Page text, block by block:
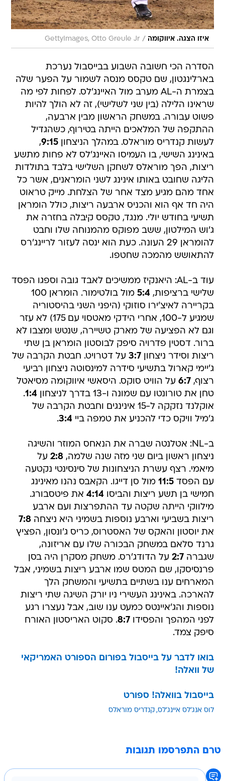
איזו הצגה. איווקומה /
GettyImages, Otto Greule Jr
הסדרה הכי חשובה השבוע בבייסבול נערכת
בארלינגטון, שם טקסס מנסה לשמור על הפער שלה
בצמרת ה-AL מערב מול האיינג'לס. לפחות לפי מה
שראינו הלילה (בין שני לשלישי), זה לא הולך להיות
פשוט עבורה. במשחק הראשון מבין ארבעה,
ההתקפה של המלאכים הייתה בטירוף, כשהגדיל
לעשות קנדריס מוראלס. במהלך הניצחון9:15
,
באינינג השישי, בו העמיסו האיינג'לס לא פחות מתשע
ריצות, הפך מוראלס לשחקן השלישי בלבד בתולדות
הליגה שחובט באותו אינינג לשני הומראנים, אשר כל
אחד מהם מגיע מצד אחר של הצלחת. מייק טראוט
היה חד אף הוא והכניס ארבעה ריצות, כולל הומראן
תשיעי בחודש יולי. מנגד, טקסס קיבלה בחזרה את
ג'וש המילטון, ששב מפוקס מהמנוחה שלו וחבט
להומראן 29 העונה. כעת הוא ינסה לעזור לריינג'רס
להתאושש מהמכה שחטפו.
עוד ב-AL: היאנקיז ממשיכים לאבד גובה וספגו הפסד
שלישי ברציפות, 5:4
מול בולטימור. הומראן 100
בקריירה לאיצ'ירו סוזוקי (היפני השני בהיסטוריה
שמגיע ל-100, אחרי הידקי מאטסוי עם 175) לא עזר
וגם לא הפציעה של מארק טשיירה, שנטש ומצבו לא
ברור. דסטין פדרויה סיפק לבוסטון הומראן בן שתי
ריצות וסידר ניצחון3:7 על דטרויט. חבטת הקרבה של
ג'יימי קארול בתשיעי סידרה למינסוטה ניצחון רביעי
רצוף,6:7 על הוויט סוקס. היסאשי איווקומה מסיאטל
טחן את טורונטו עם שמונה ו-13 בדרך לניצחון
1:4
.
אוקלנד נזקקה ל-15 אינינגים וחבטת הקרבה של
ג'מיל וויקס כדי להכניע את טמפה ביי 3:4
.
ב-NL: אטלנטה שברה את הנאחס המוזר והשיגה
ניצחון ראשון ביום שני מזה שנה שלמה,2:8 על
מיאמי. רצף עשרת הניצחונות של סינסינטי נקטעה
עם הפסד11:5 מול סן דייגו. הקאבס נהנו מאינינג
חמישי בן תשע ריצות והביסו 4:14 את פיטסבורג.
מילווקי הייתה שקטה עד ההתפרצות ועם ארבע
ריצות בשביעי וארבע נוספות בשמיני היא ניצחה7:8
את יוסטון והאקס של האסטרוס, כריס ג'ונסון, הפציץ
גרנד סלאם במשחק הבכורה שלו עם אריזונה,
שגברה2:7 על הדודג'רס. משחק מסקרן היה בסן
פרנסיסקו, שם המטס שמו ארבע ריצות בשמיני, אבל
המארחים ענו בשתיים בתשיעי והמשחק הלך
להארכה. באינינג העשירי ניו יורק השיגה שתי ריצות
נוספות והג'איינטס כמעט ענו שוב, אבל נעצרו רגע
לפני המהפך והפסידו8:7. סקוט האריסטון האורח
סיפק צמד.
בואו לדבר על בייסבול בפורום הספורט האמריקאי
של וואלה!
בייסבול בוואלה! ספורט
לוס אנג'לס איינג'לס קנדריס מוראלס
טרם התפרסמו תגובות